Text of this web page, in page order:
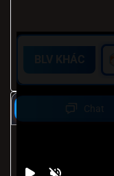
BLV KHÁC
Chat